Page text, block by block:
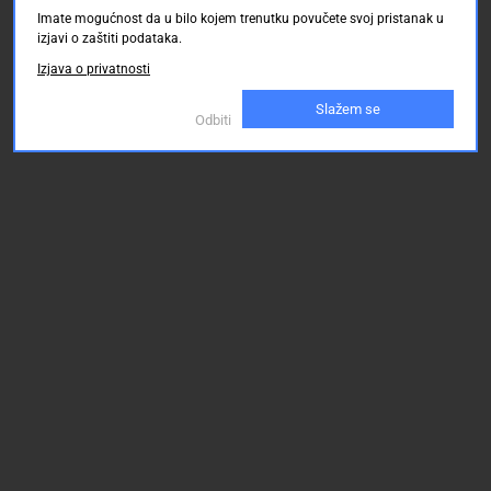
65.50 KM
Imate mogućnost da u bilo kojem trenutku povučete svoj pristanak u
izjavi o zaštiti podataka.
Izjava o privatnosti
Odbiti
Slažem se